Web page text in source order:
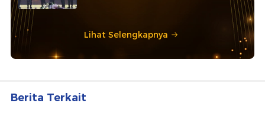
Lihat Selengkapnya
Berita Terkait